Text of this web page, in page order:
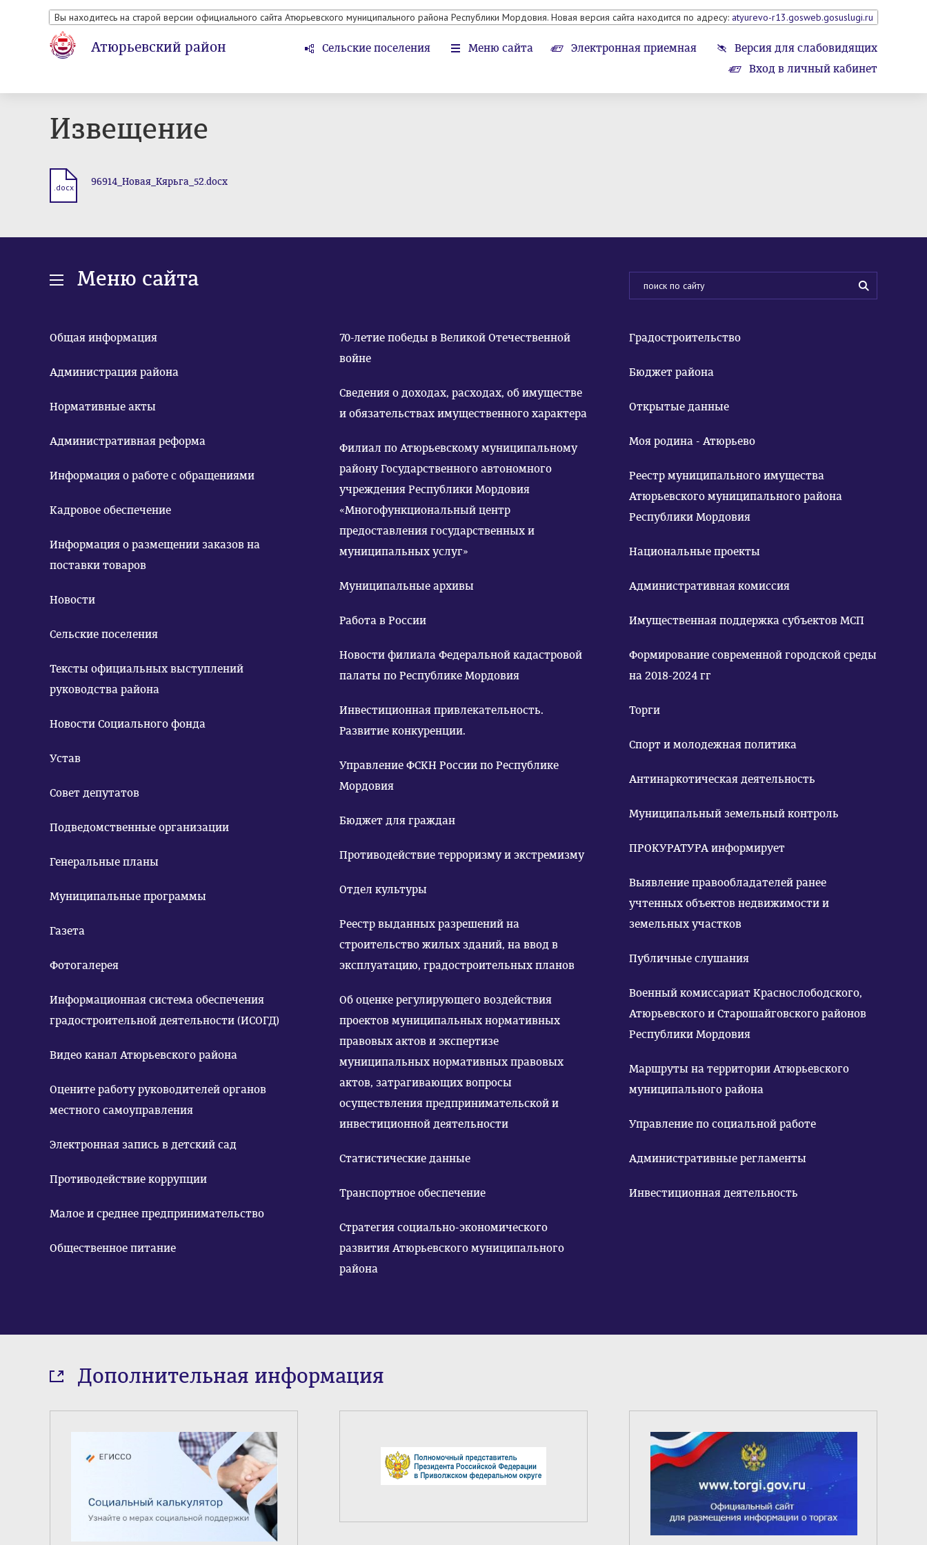
Вы находитесь на старой версии официального сайта Атюрьевского муниципального района Республики Мордовия. Новая версия сайта находится по адресу: atyurevo-r13.gosweb.gosuslugi.ru
Атюрьевский район Сельские поселения Меню сайта Электронная приемная
Версия для слабовидящих
Вход в личный кабинет
Извещение
.docx 96914_Новая_Кярьга_52.docx
Меню сайта
Общая информация
Администрация района
Нормативные акты
Административная реформа
Информация о работе с обращениями
Кадровое обеспечение
Информация о размещении заказов на
поставки товаров
Новости
Сельские поселения
Тексты официальных выступлений
руководства района
Новости Социального фонда
Устав
Совет депутатов
Подведомственные организации
Генеральные планы
Муниципальные программы
Газета
Фотогалерея
Информационная система обеспечения
градостроительной деятельности (ИСОГД)
Видео канал Атюрьевского района
Оцените работу руководителей органов
местного самоуправления
Электронная запись в детский сад
Противодействие коррупции
Малое и среднее предпринимательство
Общественное питание
70-летие победы в Великой Отечественной
войне
Сведения о доходах, расходах, об имуществе
и обязательствах имущественного характера
Филиал по Атюрьевскому муниципальному
району Государственного автономного
учреждения Республики Мордовия
«Многофункциональный центр
предоставления государственных и
муниципальных услуг»
Муниципальные архивы
Работа в России
Новости филиала Федеральной кадастровой
палаты по Республике Мордовия
Инвестиционная привлекательность.
Развитие конкуренции.
Управление ФСКН России по Республике
Мордовия
Бюджет для граждан
Противодействие терроризму и экстремизму
Отдел культуры
Реестр выданных разрешений на
строительство жилых зданий, на ввод в
эксплуатацию, градостроительных планов
Об оценке регулирующего воздействия
проектов муниципальных нормативных
правовых актов и экспертизе
муниципальных нормативных правовых
актов, затрагивающих вопросы
осуществления предпринимательской и
инвестиционной деятельности
Статистические данные
Транспортное обеспечение
Стратегия социально-экономического
развития Атюрьевского муниципального
района
Градостроительство
Бюджет района
Открытые данные
Моя родина - Атюрьево
Реестр муниципального имущества
Атюрьевского муниципального района
Республики Мордовия
Национальные проекты
Административная комиссия
Имущественная поддержка субъектов МСП
Формирование современной городской среды
на 2018-2024 гг
Торги
Спорт и молодежная политика
Антинаркотическая деятельность
Муниципальный земельный контроль
ПРОКУРАТУРА информирует
Выявление правообладателей ранее
учтенных объектов недвижимости и
земельных участков
Публичные слушания
Военный комиссариат Краснослободского,
Атюрьевского и Старошайговского районов
Республики Мордовия
Маршруты на территории Атюрьевского
муниципального района
Управление по социальной работе
Административные регламенты
Инвестиционная деятельность
Дополнительная информация